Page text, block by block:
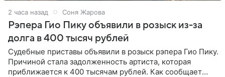
2 часа назад Соня Жарова
Рэпера Гио Пику объявили в розыск из-за
долга в 400 тысяч рублей
Судебные приставы объявили в розыск рэпера Гио Пику.
Причиной стала задолженность артиста, которая
приближается к 400 тысячам рублей. Как сообщает